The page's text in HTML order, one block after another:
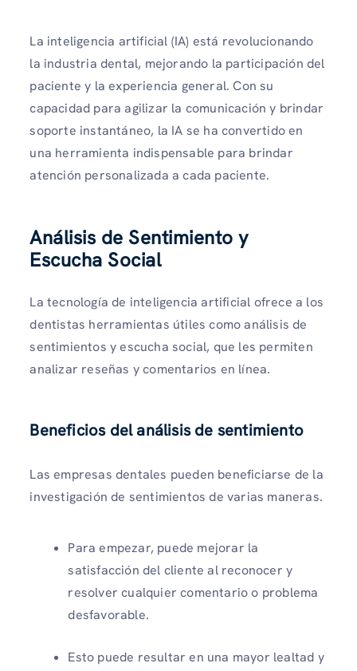
La inteligencia artificial (IA) está revolucionando
la industria dental, mejorando la participación del
paciente y la experiencia general. Con su
capacidad para agilizar la comunicación y brindar
soporte instantáneo, la IA se ha convertido en
una herramienta indispensable para brindar
atención personalizada a cada paciente.
Análisis de Sentimiento y
Escucha Social
La tecnología de inteligencia artificial ofrece a los
dentistas herramientas útiles como análisis de
sentimientos y escucha social, que les permiten
analizar reseñas y comentarios en línea.
Beneficios del análisis de sentimiento
Las empresas dentales pueden beneficiarse de la
investigación de sentimientos de varias maneras.
Para empezar, puede mejorar la
satisfacción del cliente al reconocer y
resolver cualquier comentario o problema
desfavorable.
Esto puede resultar en una mayor lealtad y